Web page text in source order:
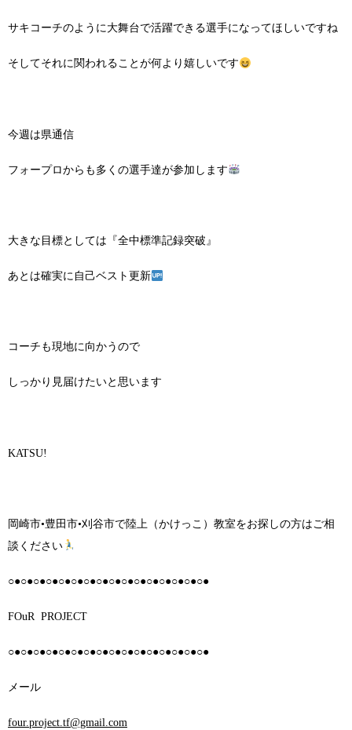
サキコーチのように大舞台で活躍できる選手になってほしいですね
そしてそれに関われることが何より嬉しいです
今週は県通信
フォープロからも多くの選手達が参加します
大きな目標としては『全中標準記録突破』
あとは確実に自己ベスト更新
コーチも現地に向かうので
しっかり見届けたいと思います
KATSU!
岡崎市•豊田市•刈谷市で陸上（かけっこ）教室をお探しの方はご相
談ください
○●○●○●○●○●○●○●○●○●○●○●○●○●○●○●○●
FOuR PROJECT
○●○●○●○●○●○●○●○●○●○●○●○●○●○●○●○●
メール
four.project.tf@gmail.com